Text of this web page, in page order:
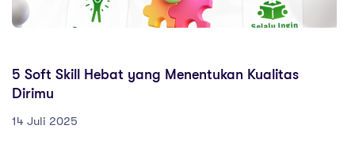
5 Soft Skill Hebat yang Menentukan Kualitas
Dirimu
14 Juli 2025